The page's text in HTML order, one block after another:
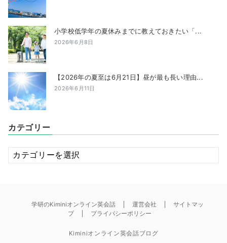
小学校低学年の夏休みまでに教えておきたい「...
2026年6月8日
【2026年の夏至は6月21日】昼が最も長い理由...
2026年6月11日
カテゴリー
カ
テ
学研のKiminiオンライン英会話 運営会社
サイトマッ
プ
プライバシーポリシー
Kiminiオンライン英会話ブログ